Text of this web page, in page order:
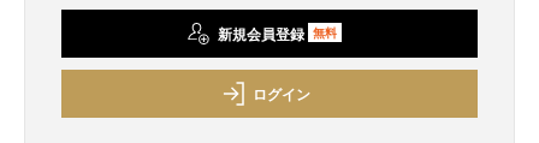
新規会員登録 無料
ログイン